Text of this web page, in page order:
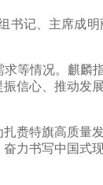
、主席成
情况。麒麟
信心、推动
特旗高质量
力书写中国式